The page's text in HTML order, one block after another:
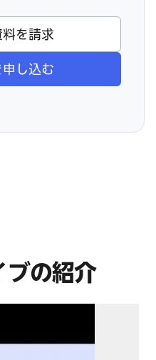
を請求
し込む
ブの紹介